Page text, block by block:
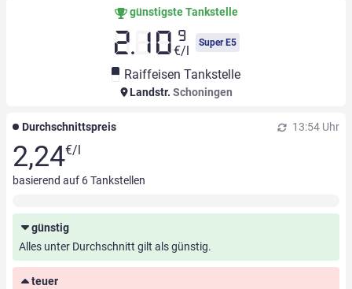
günstigste Tankstelle
2.10 9
€/l
Super E5
Raiffeisen Tankstelle
Landstr. Schoningen
Durchschnittspreis 13:54 Uhr
2,24€/l
basierend auf 6Tankstellen
günstig
Alles unter Durchschnitt gilt als günstig.
teuer